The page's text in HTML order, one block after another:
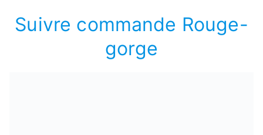
Suivre commande Rouge-
gorge